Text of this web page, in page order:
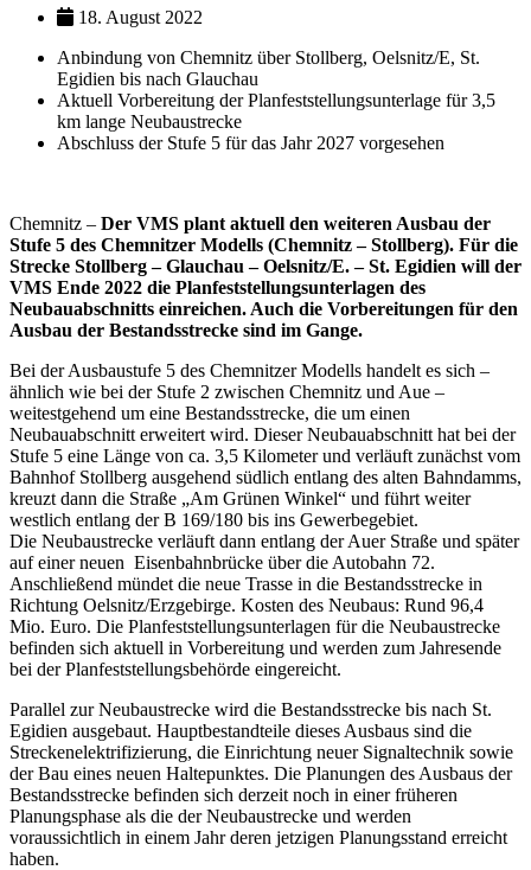
18. August 2022
Anbindung von Chemnitz über Stollberg, Oelsnitz/E, St.
Egidien bis nach Glauchau
Aktuell Vorbereitung der Planfeststellungsunterlage für 3,5
km lange Neubaustrecke
Abschluss der Stufe 5 für das Jahr 2027 vorgesehen
Chemnitz – Der VMS plant aktuell den weiteren Ausbau der
Stufe 5 des Chemnitzer Modells (Chemnitz – Stollberg). Für die
Strecke Stollberg – Glauchau – Oelsnitz/E. – St. Egidien will der
VMS Ende 2022 die Planfeststellungsunterlagen des
Neubauabschnitts einreichen. Auch die Vorbereitungen für den
Ausbau der Bestandsstrecke sind im Gange.
Bei der Ausbaustufe 5 des Chemnitzer Modells handelt es sich –
ähnlich wie bei der Stufe 2 zwischen Chemnitz und Aue –
weitestgehend um eine Bestandsstrecke, die um einen
Neubauabschnitt erweitert wird. Dieser Neubauabschnitt hat bei der
Stufe 5 eine Länge von ca. 3,5 Kilometer und verläuft zunächst vom
Bahnhof Stollberg ausgehend südlich entlang des alten Bahndamms,
kreuzt dann die Straße „Am Grünen Winkel“ und führt weiter
westlich entlang der B 169/180 bis ins Gewerbegebiet.
Die Neubaustrecke verläuft dann entlang der Auer Straße und später
auf einer neuen Eisenbahnbrücke über die Autobahn 72.
Anschließend mündet die neue Trasse in die Bestandsstrecke in
Richtung Oelsnitz/Erzgebirge. Kosten des Neubaus: Rund 96,4
Mio. Euro. Die Planfeststellungsunterlagen für die Neubaustrecke
befinden sich aktuell in Vorbereitung und werden zum Jahresende
bei der Planfeststellungsbehörde eingereicht.
Parallel zur Neubaustrecke wird die Bestandsstrecke bis nach St.
Egidien ausgebaut. Hauptbestandteile dieses Ausbaus sind die
Streckenelektrifizierung, die Einrichtung neuer Signaltechnik sowie
der Bau eines neuen Haltepunktes. Die Planungen des Ausbaus der
Bestandsstrecke befinden sich derzeit noch in einer früheren
Planungsphase als die der Neubaustrecke und werden
voraussichtlich in einem Jahr deren jetzigen Planungsstand erreicht
haben.